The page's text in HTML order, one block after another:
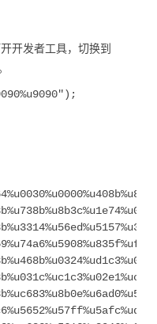
开发者工具，切换到